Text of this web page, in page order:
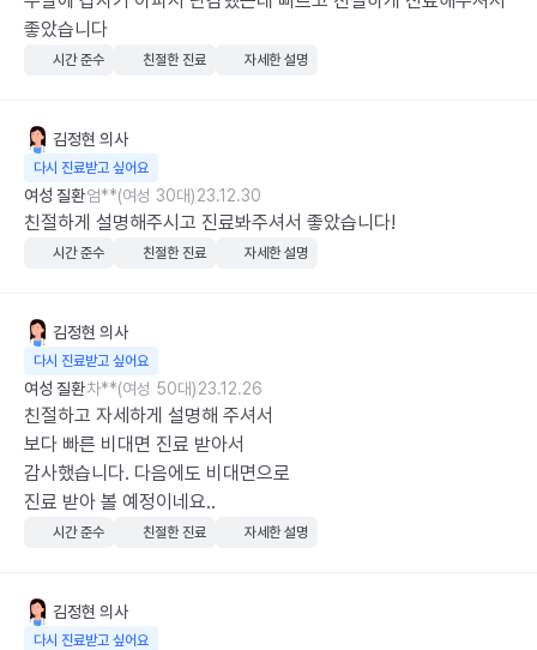
좋았습니다
시간 준수 친절한 진료 자세한 설명
김정현 의사
다시 진료받고 싶어요
여성 질환엄**(여성 30대)23.12.30
친절하게 설명해주시고 진료봐주셔서 좋았습니다!
시간 준수 친절한 진료 자세한 설명
김정현 의사
다시 진료받고 싶어요
여성 질환차**(여성 50대)23.12.26
친절하고 자세하게 설명해 주셔서
보다 빠른 비대면 진료 받아서
감사했습니다. 다음에도 비대면으로
진료 받아 볼 예정이네요..
시간 준수 친절한 진료 자세한 설명
김정현 의사
다시 진료받고 싶어요